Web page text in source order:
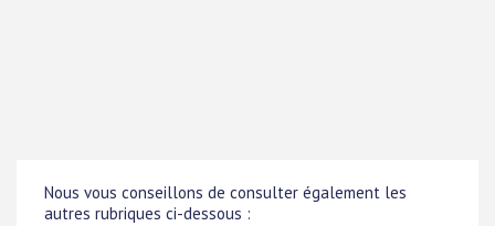
Nous vous conseillons de consulter également les
autres rubriques ci-dessous :